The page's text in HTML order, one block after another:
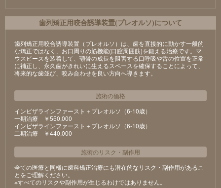
⻭列矯正⽤咬合誘導装置(プレオルソ)について
歯列矯正用咬合誘導装置（プレオルソ）は、歯を直接的に動かす一般的
な矯正ではなく、お口周りの筋機能(口腔周囲筋)を鍛える治療です。マ
ウスピースを装着して、顎骨の成長を阻害する口呼吸や舌の位置を正常
に補正し、永久歯がきれいに生えるスペースを確保することによって、
将来的な歯並び、咬み合わせを良い方向へ導きます。
施術の価格
インビザラインファースト＋プレオルソ（6-10歳）
⼀期治療 ￥550,000
インビザラインファースト＋プレオルソ（6-10歳）
⼆期治療 ￥440,000
施術のリスク ・ 副作用
全ての医療と同様に歯科矯正治療にも潜在的なリスク・副作用があるこ
とをご理解ください。
※すべてのリスクや副作用が生じるわけではありません。